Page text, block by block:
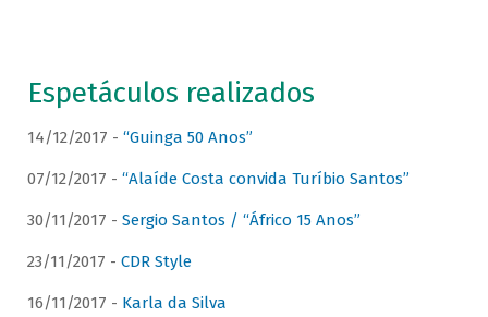
Espetáculos realizados
14/12/2017 - “Guinga 50 Anos”
07/12/2017 - “Alaíde Costa convida Turíbio Santos”
30/11/2017 - Sergio Santos / “Áfrico 15 Anos”
23/11/2017 - CDR Style
16/11/2017 - Karla da Silva